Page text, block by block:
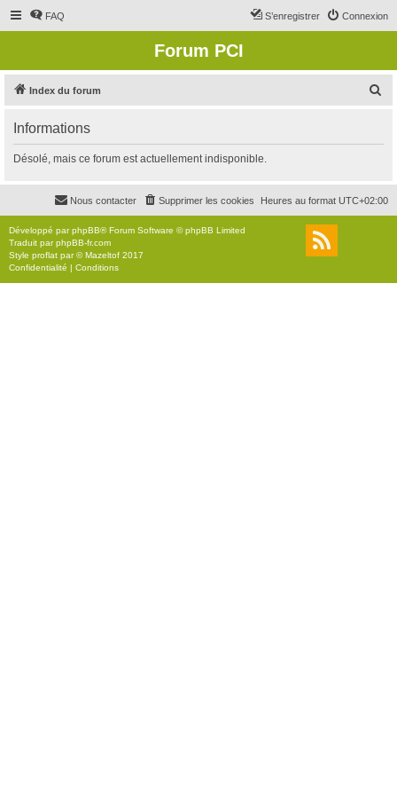
FAQ Connexion
S’enregistrer
Forum PCI
Index du forum
r
c
r
Informations
Désolé, mais ce forum est actuellement indisponible.
Heures au format UTC+02:00
Supprimer les cookies
Nous contacter
Développé parphpBB® Forum Software © phpBB Limited
Traduit parphpBB-fr.com
Style proflat par ©Mazeltof 2017
Confidentialité | Conditions